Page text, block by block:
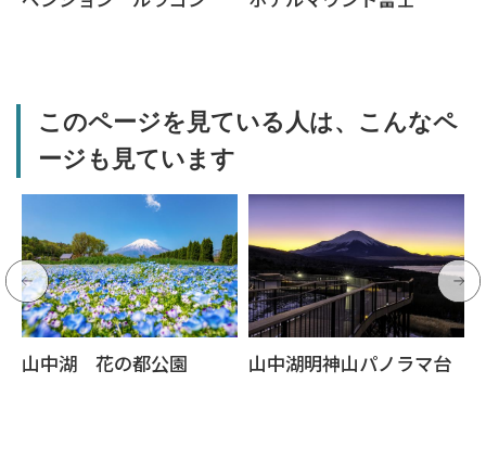
このページを見ている人は、こんなペ
ージも見ています
山中湖 花の都公園 山中湖明神山パノラマ台